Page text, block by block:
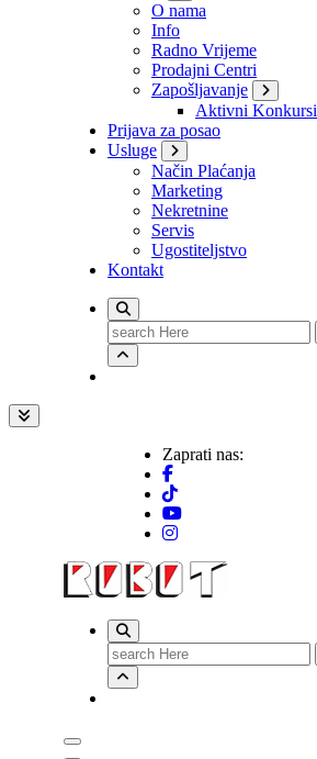
O nama
Info
Radno Vrijeme
Prodajni Centri
Zapošljavanje
Aktivni Konkursi
Prijava za posao
Usluge
Način Plaćanja
Marketing
Nekretnine
Servis
Ugostiteljstvo
Kontakt
Search
for:
Zaprati nas:
Search
for: